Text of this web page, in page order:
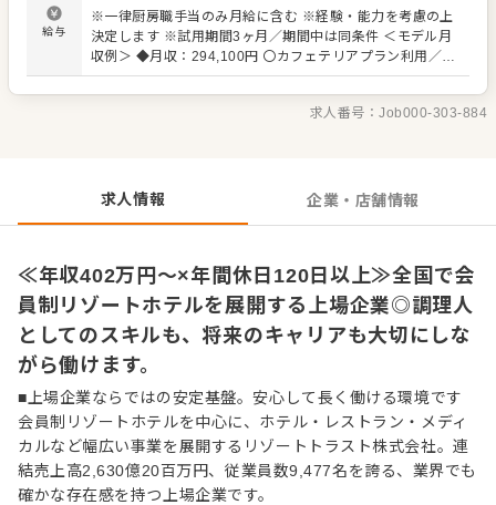
された料理をご期待いただいています。時には、ご予算は
度外視でプランにはない、お客さまだけのオリジナルのコ
ースをご依頼いただくことも。お客さまはスタッフを信頼
ことが求められます。会員制の施設だからこその高レベル
の環境で腕を磨くことができます。 ≪第二新卒も歓迎！経
ら、スキルを高めることができます。研修制度やコンクー
ルなど切磋琢磨できる機会も多数！当社でステップアップ
することを目指しませんか？
給与
※一律厨房職手当のみ月給に含む ※経験・能力を考慮の上
決定します ※試用期間3ヶ月／期間中は同条件 ＜モデル月
収例＞ ◆月収：294,100円 〇カフェテリアプラン利用／
3,300円 〇住宅手当／20,000円 ※従業員食堂利用時には一
食当たり約700円の補助が会社から出ます。 自己負担額
380円／食で利用可能です。（平均補助額：21,000円／
時金
求人番号：Job000-303-884
求人情報 企業・店舗情報
≪年収402万円～×年間休日120日以上≫全国で会
員制リゾートホテルを展開する上場企業◎調理人
としてのスキルも、将来のキャリアも大切にしな
がら働けます。
■上場企業ならではの安定基盤。安心して長く働ける環境です
会員制リゾートホテルを中心に、ホテル・レストラン・メディ
カルなど幅広い事業を展開するリゾートトラスト株式会社。連
結売上高2,630億20百万円、従業員数9,477名を誇る、業界でも
確かな存在感を持つ上場企業です。